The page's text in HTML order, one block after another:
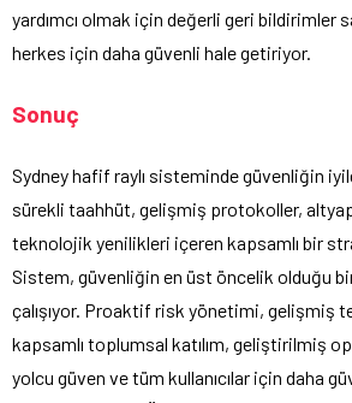
yardımcı olmak için değerli geri bildirimler
herkes için daha güvenli hale getiriyor.
Sonuç
Sydney hafif raylı sisteminde güvenliğin
sürekli taahhüt, gelişmiş protokoller, altyapı
teknolojik yenilikleri içeren kapsamlı bir
Sistem, güvenliğin en üst öncelik olduğu
çalışıyor. Proaktif risk yönetimi, gelişmiş
kapsamlı toplumsal katılım, geliştirilmiş
yolcu güven ve tüm kullanıcılar için daha